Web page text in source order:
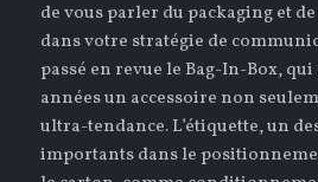
de vous parler du packaging et
dans votre stratégie de
passé en revue le Bag-In-Box,
années un accessoire non
ultra-tendance. L’étiquette, un
importants dans le